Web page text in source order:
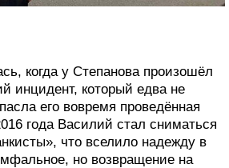
когда у Степанова произошёл
инцидент, который едва не
его вовремя проведённая
года Василий стал сниматься
что вселило надежду в
но возвращение на